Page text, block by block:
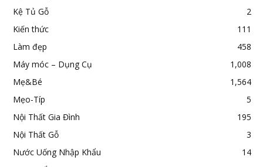
Kệ Tủ Gỗ
2
Kiến thức
111
Làm đẹp
458
Máy móc – Dụng Cụ
1,008
Mẹ&Bé
1,564
Mẹo-Típ
5
Nội Thất Gia Đình
195
Nội Thất Gỗ
3
Nước Uống Nhập Khẩu
14